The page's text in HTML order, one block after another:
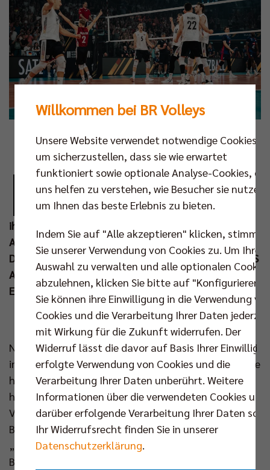
Foto: Justus Stegemann
E ndlich ist die deutsche Nationalmannschaft
wieder live in der Region Berlin-Brandenburg
zu sehen! Volleyballfans können sich jetzt
ihre Tickets für die beiden Länderspiele der DVV-
Auswahl gegen die Niederlande in Potsdam sichern.
Die Begegnungen am 04. und 05. Sep 2026 in der MBS
Arena bilden die Generalprobe für die
Europameisterschaft.
>>> JETZT TICKETS SICHERN <<<
Nach dem ausverkauften Heim-Länderspiel Ende Mai
in Neu-Ulm können sich die Fans nun auf zwei weitere
hochklassige Auftritte der DVV-Männer vor
heimischer Kulisse freuen. Außenangreifer und BR
Volleys Kapitän Ruben Schott blickt den
Begegnungen mit großer Vorfreude entgegen:
„Länderspiele in Deutschland sind immer etwas
Besonderes. Vor den eigenen Fans zu spielen, macht
Willkommen bei BR Volleys
Unsere Website verwendet notwendige Cookies,
um sicherzustellen, dass sie wie erwartet
funktioniert sowie optionale Analyse-Cookies, die
uns helfen zu verstehen, wie Besucher sie nutzen,
um Ihnen das beste Erlebnis zu bieten.
Indem Sie auf "Alle akzeptieren" klicken, stimmen
Sie unserer Verwendung von Cookies zu. Um Ihre
Auswahl zu verwalten und alle optionalen Cookies
abzulehnen, klicken Sie bitte auf "Konfigurieren".
Sie können ihre Einwilligung in die Verwendung
Cookies und die Verarbeitung Ihrer Daten
mit Wirkung für die Zukunft widerrufen. Der
Widerruf lässt die davor auf Basis Ihrer
erfolgte Verwendung von Cookies und die
Verarbeitung Ihrer Daten unberührt. Weitere
Informationen über die verwendeten Cookies und
darüber erfolgende Verarbeitung Ihrer Daten
Ihr Widerrufsrecht finden Sie in unserer
Datenschutzerklärung